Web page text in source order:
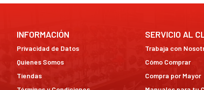
INFORMACIÓN
Privacidad de Datos
Quienes Somos
Tiendas
SERVICIO AL
Trabaja con
Cómo Comprar
Compra por Mayor